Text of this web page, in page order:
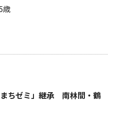
歳
ちゼミ」継承 南林間・鶴